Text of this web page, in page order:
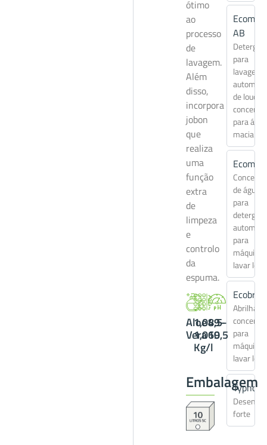
Ecomat
AB
para
lavagem
de louça
para água
macia
Ecomat
de água
para
para
lavar
Ecobrill
para
lavar
Typhoon
forte
ótimo
ao
processo
de
lavagem.
Além
disso,
incorpora
jobon
que
realiza
uma
função
extra
de
limpeza
e
controlo
da
espuma.
Aloe
Vera
1,049-
1,069
Kg/l
8,5-
10,5
Embalagem